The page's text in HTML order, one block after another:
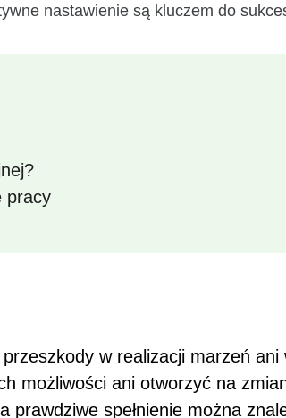
nastawienie są kluczem do
pracy
w realizacji marzeń
możliwości ani otworzyć na
spełnienie można